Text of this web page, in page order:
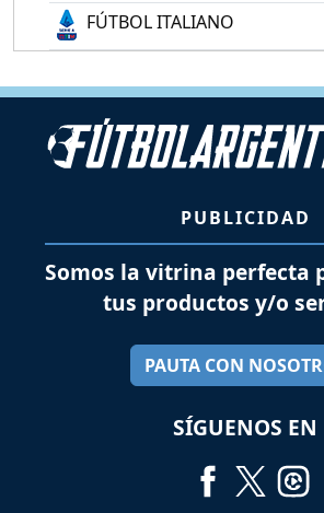
FÚTBOL ITALIANO
PUBLICIDAD
Somos la vitrina perfecta
tus productos y/o
PAUTA CON
SÍGUENOS EN